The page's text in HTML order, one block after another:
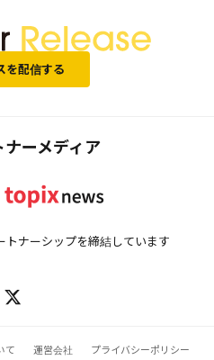
を配信する
ーメディア
トナーシップを締結しています
て 運営会社 プライバシーポリシー